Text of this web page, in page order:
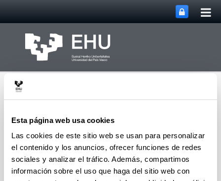
Esta página web usa cookies
Las cookies de este sitio web se usan para personalizar
el contenido y los anuncios, ofrecer funciones de redes
sociales y analizar el tráfico. Además, compartimos
información sobre el uso que haga del sitio web con
Grupo de investigación
NQAS
MenúAbrir/cerrar